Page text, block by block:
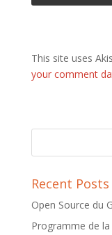
This site uses
your comment
Recent Posts
Open Source du
Programme de